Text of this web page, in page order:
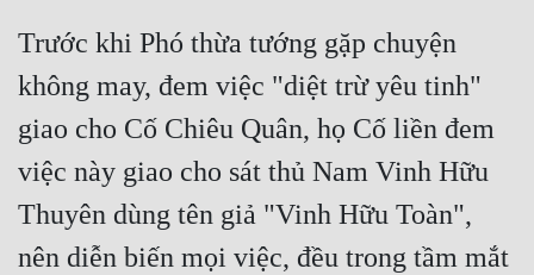
Ngược
Nữ Cường
Nữ Phụ
Phong Thủy - Tâm Linh
Phương Tây
Trước khi Phó thừa tướng gặp chuyện
không may, đem việc "diệt trừ yêu tinh"
giao cho Cố Chiêu Quân, họ Cố liền đem
việc này giao cho sát thủ Nam Vinh Hữu
Thuyên dùng tên giả "Vinh Hữu Toàn",
nên diễn biến mọi việc, đều trong tầm mắt